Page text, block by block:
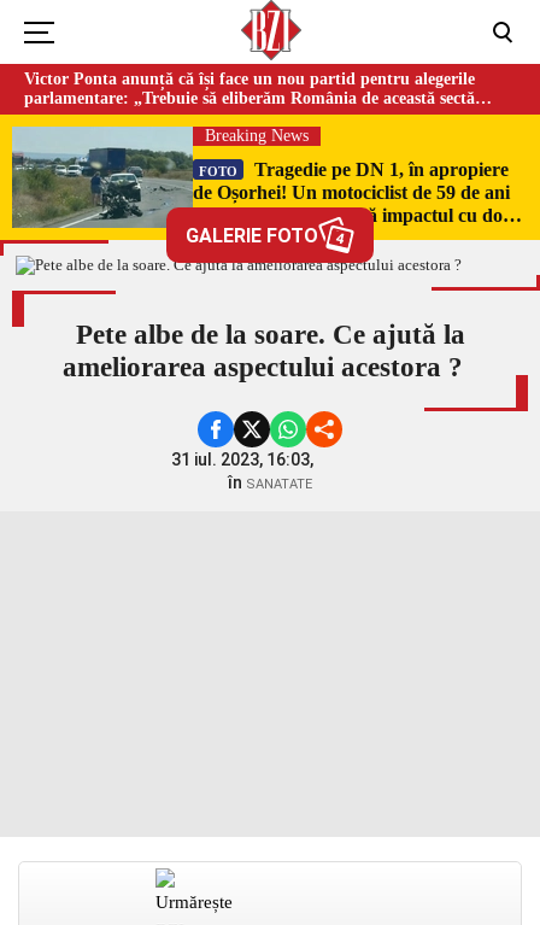
Victor Ponta anunță că își face un nou partid pentru alegerile
parlamentare: „Trebuie să eliberăm România de această sectă
globalistă”
Breaking News
FOTO
Tragedie pe DN 1, în apropiere
de Oșorhei! Un motociclist de 59 de ani
și-a pierdut viața după impactul cu două
mașini!
GALERIE FOTO 4
Pete albe de la soare. Ce ajută la
ameliorarea aspectului acestora ?
31 iul. 2023, 16:03,
în SANATATE